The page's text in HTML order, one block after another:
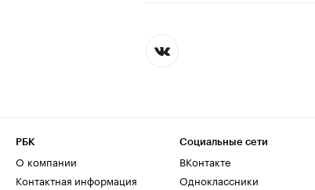
РБК
О компании
Контактная информация
Социальные сети
ВКонтакте
Одноклассники